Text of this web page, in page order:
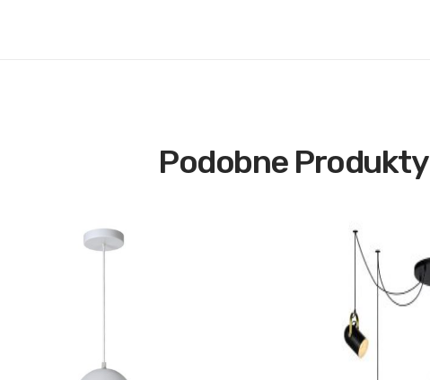
Podobne Produkty